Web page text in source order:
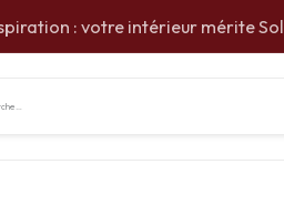
: votre intérieur mérite